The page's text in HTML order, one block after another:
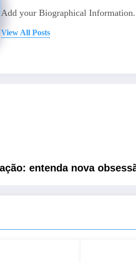
Add your Biographical Information.
View All Posts
entenda nova